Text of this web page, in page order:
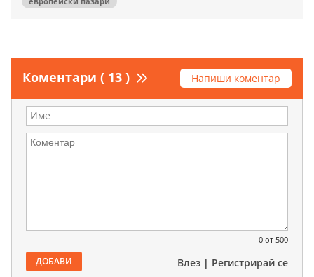
Коментари ( 13 ) Напиши коментар
0 от 500
ДОБАВИ Влез | Регистрирай се